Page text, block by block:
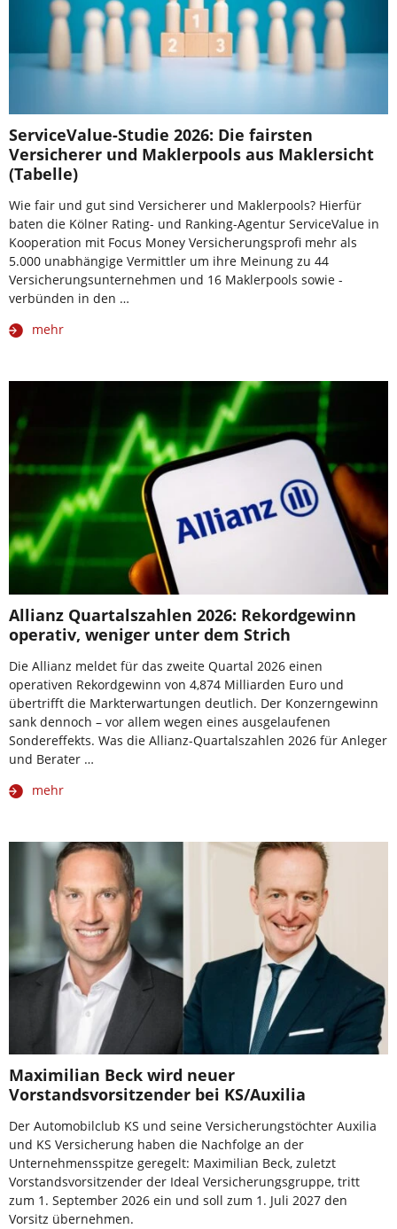
ServiceValue-Studie 2026: Die fairsten
Versicherer und Maklerpools aus Maklersicht
(Tabelle)
Wie fair und gut sind Versicherer und Maklerpools? Hierfür
baten die Kölner Rating- und Ranking-Agentur ServiceValue in
Kooperation mit Focus Money Versicherungsprofi mehr als
5.000 unabhängige Vermittler um ihre Meinung zu 44
Versicherungsunternehmen und 16 Maklerpools sowie -
verbünden in den …
mehr
Allianz Quartalszahlen 2026: Rekordgewinn
operativ, weniger unter dem Strich
Die Allianz meldet für das zweite Quartal 2026 einen
operativen Rekordgewinn von 4,874 Milliarden Euro und
übertrifft die Markterwartungen deutlich. Der Konzerngewinn
sank dennoch – vor allem wegen eines ausgelaufenen
Sondereffekts. Was die Allianz-Quartalszahlen 2026 für Anleger
und Berater …
mehr
Maximilian Beck wird neuer
Vorstandsvorsitzender bei KS/Auxilia
Der Automobilclub KS und seine Versicherungstöchter Auxilia
und KS Versicherung haben die Nachfolge an der
Unternehmensspitze geregelt: Maximilian Beck, zuletzt
Vorstandsvorsitzender der Ideal Versicherungsgruppe, tritt
zum 1. September 2026 ein und soll zum 1. Juli 2027 den
Vorsitz übernehmen.